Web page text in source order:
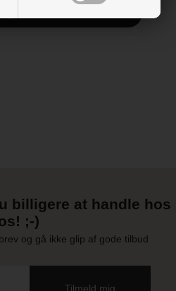
i Danmark/EU
billigere at handle hos
;-)
og gå ikke glip af gode tilbud